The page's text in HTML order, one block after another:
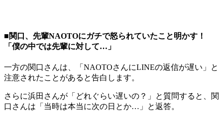
■関口、先輩NAOTOにガチで怒られていたこと明かす！
「僕の中では先輩に対して…」
一方の関口さんは、「NAOTOさんにLINEの返信が遅い」と
注意されたことがあると告白します。
さらに浜田さんが「どれぐらい遅いの？」と質問すると、関
口さんは「当時は本当に次の日とか…」と返答。